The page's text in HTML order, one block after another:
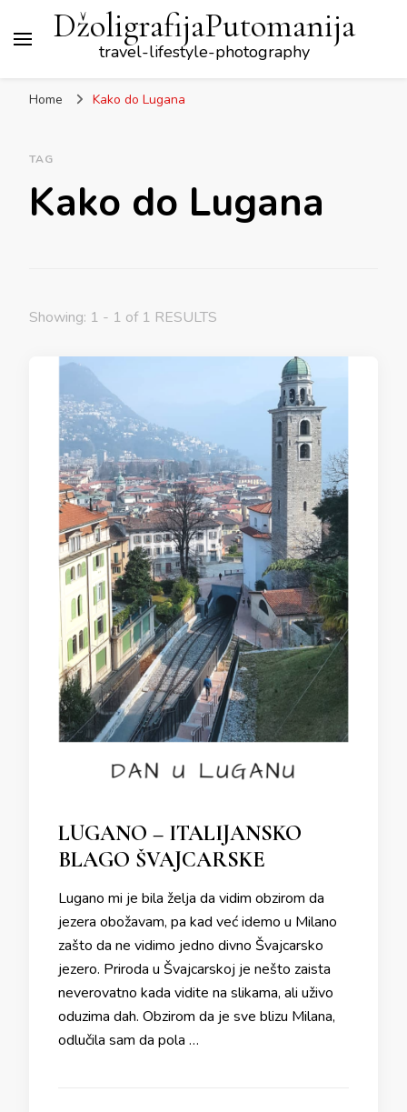
DžoligrafijaPutomanija
travel-lifestyle-photography
Home Kako do Lugana
TAG
Kako do Lugana
Showing: 1 - 1 of 1 RESULTS
LUGANO – ITALIJANSKO
BLAGO ŠVAJCARSKE
Lugano mi je bila želja da vidim obzirom da
jezera obožavam, pa kad već idemo u Milano
zašto da ne vidimo jedno divno Švajcarsko
jezero. Priroda u Švajcarskoj je nešto zaista
neverovatno kada vidite na slikama, ali uživo
oduzima dah. Obzirom da je sve blizu Milana,
odlučila sam da pola …